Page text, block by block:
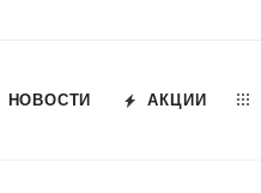
НОВОСТИ АКЦИИ